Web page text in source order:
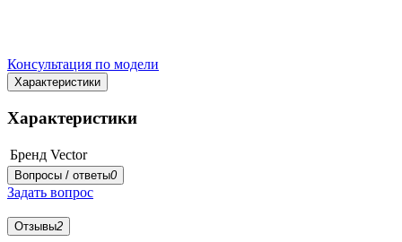
Консультация по модели
Характеристики
Характеристики
Бренд Vector
Вопросы / ответы0
Задать вопрос
Отзывы2